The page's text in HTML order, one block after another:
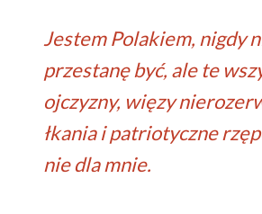
Jestem Polakiem, nigdy
przestanę być, ale te
ojczyzny, więzy
łkania i patriotyczne
nie dla mnie.